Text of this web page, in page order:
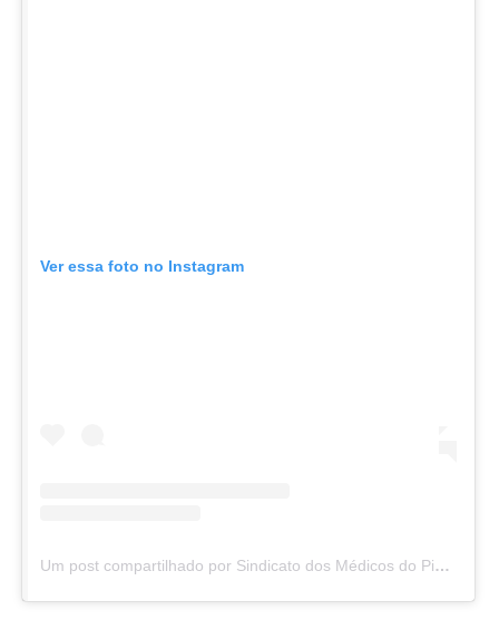
Ver essa foto no Instagram
Um post compartilhado por Sindicato dos Médicos do Piauí (@simepi)